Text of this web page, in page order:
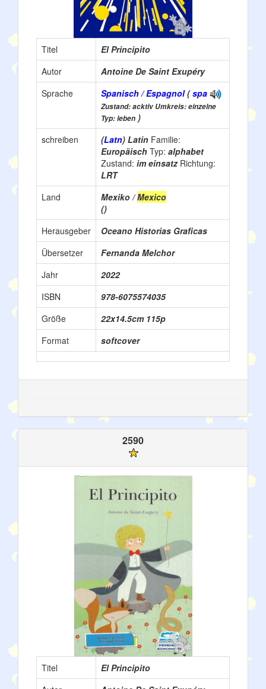
Titel
El Principito
Autor
Antoine De Saint Exupéry
Sprache
Spanisch / Espagnol(spa
Zustand: acktiv Umkreis: einzelne
Typ: leben )
schreiben
(Latn) Latin Familie:
Europäisch Typ: alphabet
Zustand: im einsatz Richtung:
LRT
Land
Mexiko /Mexico
()
Herausgeber
Oceano Historias Graficas
Übersetzer
Fernanda Melchor
Jahr
2022
ISBN
978-6075574035
Größe
22x14.5cm 115p
Format
softcover
2590
Titel
El Principito